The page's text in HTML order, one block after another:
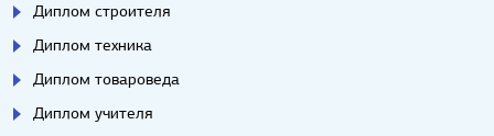
Диплом строителя
Диплом техника
Диплом товароведа
Диплом учителя